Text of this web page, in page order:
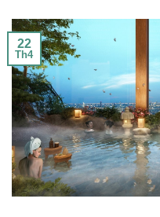
22
Th4